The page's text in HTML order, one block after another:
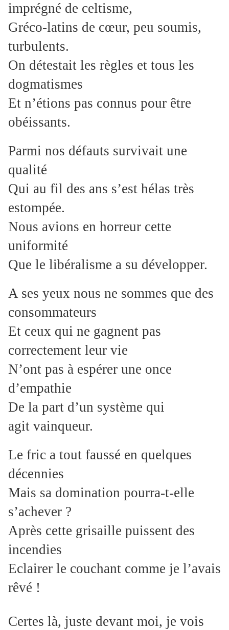
imprégné de celtisme,
Gréco-latins de cœur, peu soumis,
turbulents.
On détestait les règles et tous les
dogmatismes
Et n’étions pas connus pour être
obéissants.
Parmi nos défauts survivait une
qualité
Qui au fil des ans s’est hélas très
estompée.
Nous avions en horreur cette
uniformité
Que le libéralisme a su développer.
A ses yeux nous ne sommes que des
consommateurs
Et ceux qui ne gagnent pas
correctement leur vie
N’ont pas à espérer une once
d’empathie
De la part d’un système qui
agit vainqueur.
Le fric a tout faussé en quelques
décennies
Mais sa domination pourra-t-elle
s’achever ?
Après cette grisaille puissent des
incendies
Eclairer le couchant comme je l’avais
rêvé !
Certes là, juste devant moi, je vois